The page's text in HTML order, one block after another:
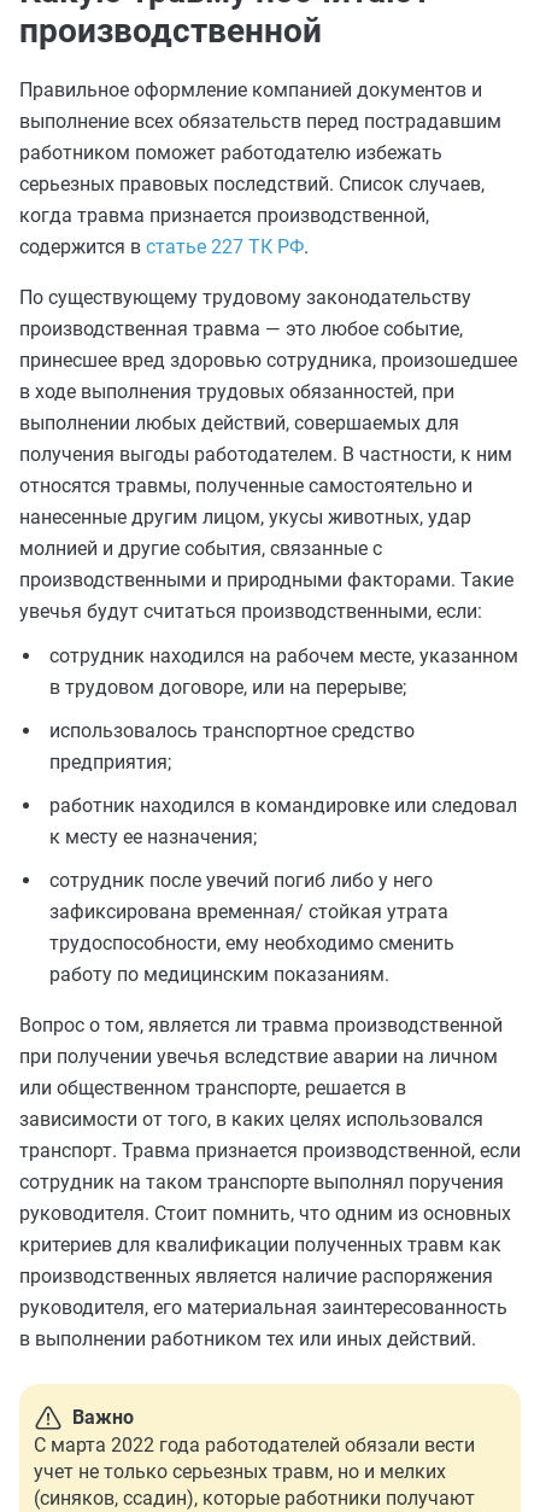
производственной
Правильное оформление компанией документов и
выполнение всех обязательств перед пострадавшим
работником поможет работодателю избежать
серьезных правовых последствий. Список случаев,
когда травма признается производственной,
содержится в статье 227 ТК РФ.
По существующему трудовому законодательству
производственная травма — это любое событие,
принесшее вред здоровью сотрудника, произошедшее
в ходе выполнения трудовых обязанностей, при
выполнении любых действий, совершаемых для
получения выгоды работодателем. В частности, к ним
относятся травмы, полученные самостоятельно и
нанесенные другим лицом, укусы животных, удар
молнией и другие события, связанные с
производственными и природными факторами. Такие
увечья будут считаться производственными, если:
сотрудник находился на рабочем месте, указанном
в трудовом договоре, или на перерыве;
использовалось транспортное средство
предприятия;
работник находился в командировке или следовал
к месту ее назначения;
сотрудник после увечий погиб либо у него
зафиксирована временная/ стойкая утрата
трудоспособности, ему необходимо сменить
работу по медицинским показаниям.
Вопрос о том, является ли травма производственной
при получении увечья вследствие аварии на личном
или общественном транспорте, решается в
зависимости от того, в каких целях использовался
транспорт. Травма признается производственной, если
сотрудник на таком транспорте выполнял поручения
руководителя. Стоит помнить, что одним из основных
критериев для квалификации полученных травм как
производственных является наличие распоряжения
руководителя, его материальная заинтересованность
в выполнении работником тех или иных действий.
Важно
С марта 2022 года работодателей обязали вести
учет не только серьезных травм, но и мелких
(синяков, ссадин), которые работники получают